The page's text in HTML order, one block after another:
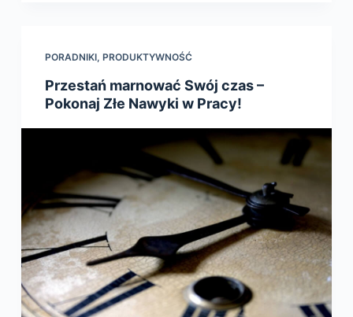
PORADNIKI, PRODUKTYWNOŚĆ
Przestań marnować Swój czas –
Pokonaj Złe Nawyki w Pracy!